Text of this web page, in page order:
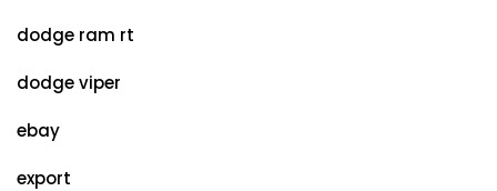
dodge ram rt
dodge viper
ebay
export